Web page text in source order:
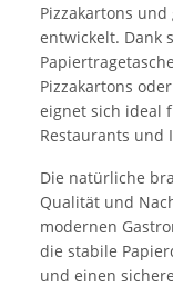
Pizzakartons
entwickelt. Dank
Pizzakartons
eignet sich ideal
Restaurants und
Die natürliche
Qualität und
modernen
die stabile
und einen